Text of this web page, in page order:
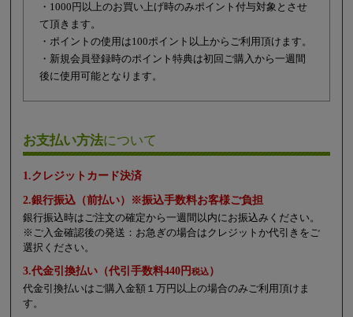
・1000円以上のお買い上げ時のみポイント付与対象とさせ
て頂きます。
・ポイントの使用は100ポイント以上からご利用頂けます。
・新規会員登録時のポイント特典は初回ご購入から一週間
後に使用可能となります。
お支払い方法について
1.クレジットカード決済
2.銀行振込（前払い）※振込手数料お客様ご負担
銀行振込時はご注文の確定から一週間以内にお振込みください。
※ご入金確認後の発送：お急ぎの場合はクレジットか代引きをご
選択ください。
3.代金引換払い（代引手数料440円税込）
代金引換払いはご購入金額１万円以上の場合のみご利用頂けま
す。